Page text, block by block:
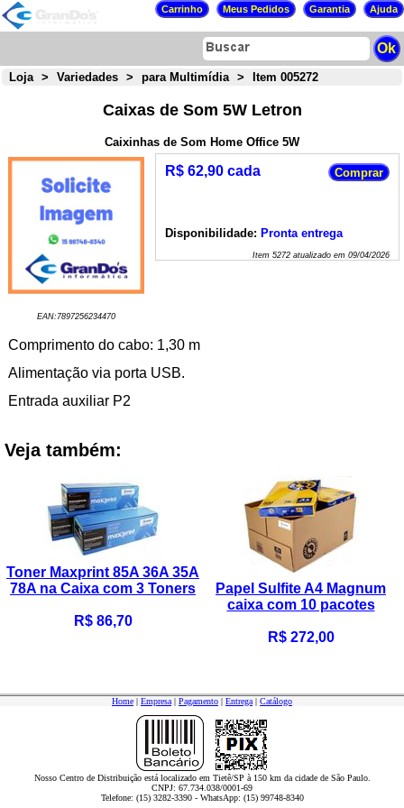
Loja > Variedades > para Multimídia > Item 005272
Caixas de Som 5W Letron
Caixinhas de Som Home Office 5W
EAN: 7897256234470
R$ 62,90 cada
Disponibilidade: Pronta entrega
Item 5272atualizado em 09/04/2026
Comprimento do cabo: 1,30 m
Alimentação via porta USB.
Entrada auxiliar P2
Veja também:
Toner Maxprint 85A 36A 35A
78A na Caixa com 3 Toners
R$ 86,70
Papel Sulfite A4 Magnum
caixa com 10 pacotes
R$ 272,00
Home | Empresa| Pagamento | Entrega| Catálogo
Nosso Centro de Distribuição está localizado em Tietê/SP à 150 km da cidade de São Paulo.
CNPJ: 67.734.038/0001-69
Telefone: (15) 3282-3390 - WhatsApp: (15) 99748-8340